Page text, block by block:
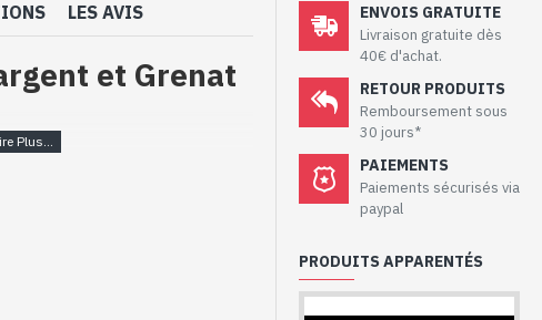
LES AVIS
et Grenat
- Bague
coeur
approx
ENVOIS GRATUITE
Livraison gratuite dès
40€ d'achat.
RETOUR PRODUITS
Remboursement sous
30 jours*
PAIEMENTS
Paiements sécurisés via
paypal
PRODUITS APPARENTÉS